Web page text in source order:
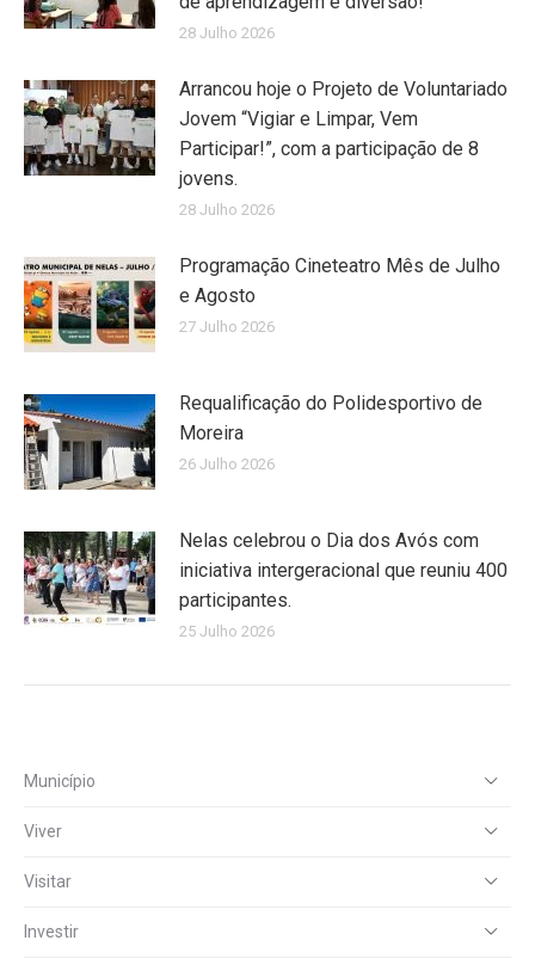
28 Julho 2026
Arrancou hoje o Projeto de Voluntariado
Jovem “Vigiar e Limpar, Vem
Participar!”, com a participação de 8
jovens.
28 Julho 2026
Programação Cineteatro Mês de Julho
e Agosto
27 Julho 2026
Requalificação do Polidesportivo de
Moreira
26 Julho 2026
Nelas celebrou o Dia dos Avós com
iniciativa intergeracional que reuniu 400
participantes.
25 Julho 2026
Município
Viver
Visitar
Investir